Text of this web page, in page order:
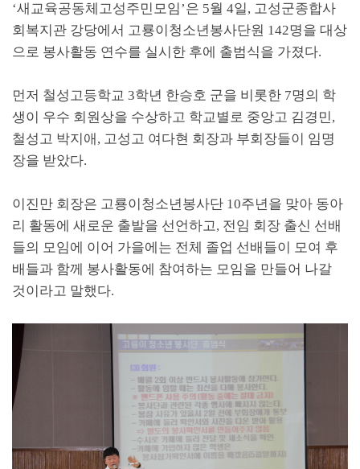
‘새교육공동체고성주민모임’은 5월 4일, 고성군종합사
회복지관 강당에서 고룡이청소년봉사단원 142명을 대상
으로 봉사활동 연수를 실시한 후에 출범식을 가졌다.
먼저 철성고등학교 3학년 한승호 군을 비롯한 7명의 학
생이 우수 회원상을 수상하고 학교별로 중앙고 김경민,
철성고 박지애 , 고성고 여다현 회장과 부회장들이 임명
장을 받았다.
이진만 회장은 고룡이청소년봉사단 10주년을 맞아 동아
리 활동에 새로운 출발을 선언하고, 전임 회장 출신 선배
들의 모임에 이어 가을에는 전체 졸업 선배들이 모여 후
배들과 함께 봉사활동에 참여하는 모임을 만들어 나갈
것이라고 말했다.